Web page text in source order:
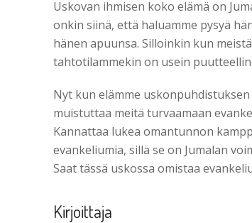
Uskovan ihmisen koko elämä on
onkin siinä, että haluamme pysyä
hänen apuunsa. Silloinkin kun
tahtotilammekin on usein
Nyt kun elämme
muistuttaa meitä turvaamaan
Kannattaa lukea omantunnon
evankeliumia, sillä se on Jumalan
Saat tässä uskossa omistaa
Kirjoittaja